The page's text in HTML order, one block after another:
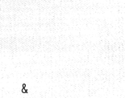
&